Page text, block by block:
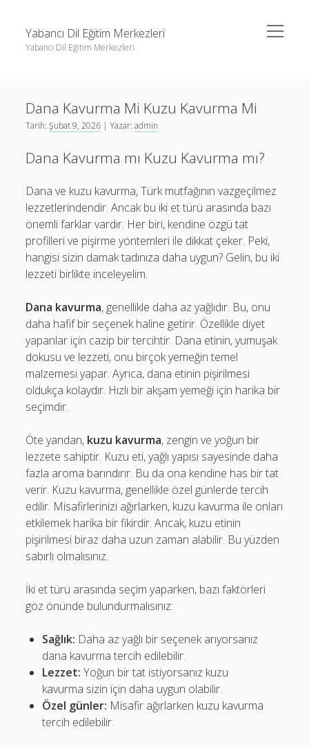
Yabancı Dil Eğitim Merkezleri
Yabancı Dil Eğitim Merkezleri
menüyü
aç
Liste
Sayfa Listesi
Shorts Abone Arttırma Ücretsiz
Liste
Sayfa Listesi
Shorts Abone Arttırma Ücretsiz
Threads Beğeni Çoğaltma Bedava
Dana Kavurma Mi Kuzu Kavurma Mi
Tarih:Şubat 9, 2026 | Yazar:admin
Dana Kavurma mı Kuzu Kavurma mı?
Dana ve kuzu kavurma, Türk mutfağının vazgeçilmez
lezzetlerindendir. Ancak bu iki et türü arasında bazı
önemli farklar vardır. Her biri, kendine özgü tat
profilleri ve pişirme yöntemleri ile dikkat çeker. Peki,
hangisi sizin damak tadınıza daha uygun? Gelin, bu iki
lezzeti birlikte inceleyelim.
Dana kavurma, genellikle daha az yağlıdır. Bu, onu
daha hafif bir seçenek haline getirir. Özellikle diyet
yapanlar için cazip bir tercihtir. Dana etinin, yumuşak
dokusu ve lezzeti, onu birçok yemeğin temel
malzemesi yapar. Ayrıca, dana etinin pişirilmesi
oldukça kolaydır. Hızlı bir akşam yemeği için harika bir
seçimdir.
Öte yandan, kuzu kavurma, zengin ve yoğun bir
lezzete sahiptir. Kuzu eti, yağlı yapısı sayesinde daha
fazla aroma barındırır. Bu da ona kendine has bir tat
verir. Kuzu kavurma, genellikle özel günlerde tercih
edilir. Misafirlerinizi ağırlarken, kuzu kavurma ile onları
etkilemek harika bir fikirdir. Ancak, kuzu etinin
pişirilmesi biraz daha uzun zaman alabilir. Bu yüzden
sabırlı olmalısınız.
İki et türü arasında seçim yaparken, bazı faktörleri
göz önünde bulundurmalısınız:
Sağlık: Daha az yağlı bir seçenek arıyorsanız
dana kavurma tercih edilebilir.
Lezzet: Yoğun bir tat istiyorsanız kuzu
kavurma sizin için daha uygun olabilir.
Özel günler: Misafir ağırlarken kuzu kavurma
tercih edilebilir.